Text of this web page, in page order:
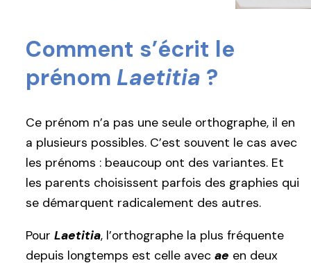
Comment s’écrit le
prénom Laetitia ?
Ce prénom n’a pas une seule orthographe, il en
a plusieurs possibles. C’est souvent le cas avec
les prénoms : beaucoup ont des variantes. Et
les parents choisissent parfois des graphies qui
se démarquent radicalement des autres.
Pour Laetitia, l’orthographe la plus fréquente
depuis longtemps est celle avec ae en deux